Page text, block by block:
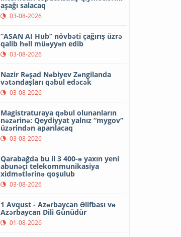
aşağı salacaq
03-08-2026
“ASAN AI Hub” növbəti çağırış üzrə
qalib həll müəyyən edib
03-08-2026
Nazir Rəşad Nəbiyev Zəngilanda
vətəndaşları qəbul edəcək
03-08-2026
Magistraturaya qəbul olunanların
nəzərinə: Qeydiyyat yalnız “mygov”
üzərindən aparılacaq
03-08-2026
Qarabağda bu il 3 400-ə yaxın yeni
abunəçi telekommunikasiya
xidmətlərinə qoşulub
03-08-2026
1 Avqust - Azərbaycan Əlifbası və
Azərbaycan Dili Günüdür
01-08-2026